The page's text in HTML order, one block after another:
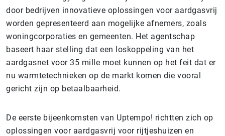
door bedrijven innovatieve oplossingen voor aardgasvrij
worden gepresenteerd aan mogelijke afnemers, zoals
woningcorporaties en gemeenten. Het agentschap
baseert haar stelling dat een loskoppeling van het
aardgasnet voor 35 mille moet kunnen op het feit dat er
nu warmtetechnieken op de markt komen die vooral
gericht zijn op betaalbaarheid.
De eerste bijeenkomsten van Uptempo! richtten zich op
oplossingen voor aardgasvrij voor rijtjeshuizen en